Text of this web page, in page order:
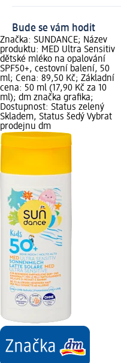
Bude se vám hodit
Značka: SUNDANCE; Název
produktu: MED Ultra Sensitiv
dětské mléko na opalování
SPF50+, cestovní balení, 50
ml; Cena: 89,50 Kč; Základní
cena: 50 ml (17,90 Kč za 10
ml); dm značka grafika;
Dostupnost: Status zelený
Skladem, Status šedý Vybrat
prodejnu dm